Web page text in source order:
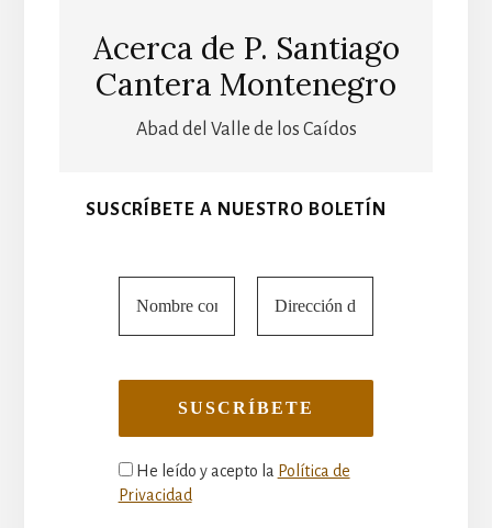
Acerca de P. Santiago
Cantera Montenegro
Abad del Valle de los Caídos
SUSCRÍBETE A NUESTRO BOLETÍN
He leído y acepto la Política de
Privacidad